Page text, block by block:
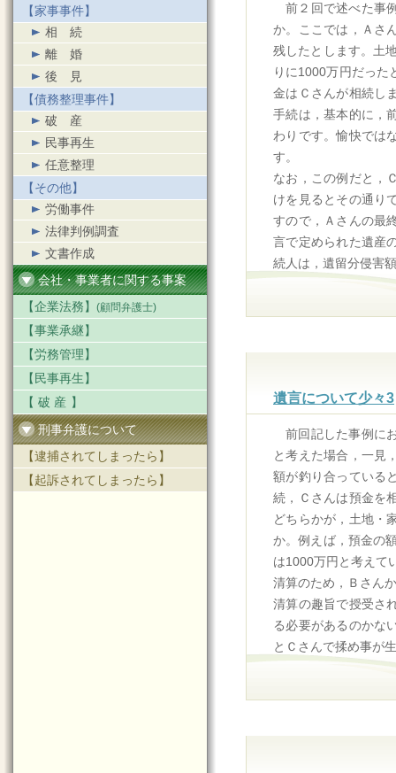
前２回で述べた事
か。ここでは，Ａさ
残したとします。土
りに1000万円だった
金はＣさんが相続し
手続は，基本的に，
わりです。愉快では
す。
なお，この例だと，
けを見るとその通り
すので，Ａさんの最
言で定められた遺産
続人は，遺留分侵害
遺言について少々3
前回記した事例に
と考えた場合，一見
額が釣り合っている
続，Ｃさんは預金を
どちらかが，土地・
か。例えば，預金の
は1000万円と考えて
清算のため，Ｂさん
清算の趣旨で授受さ
る必要があるのかな
とＣさんで揉め事が
【家事事件】
相続
離婚
後見
【債務整理事件】
破産
民事再生
任意整理
【その他】
労働事件
法律判例調査
文書作成
会社・事業者に関する事案
【企業法務】
(顧問弁護士)
【事業承継】
【労務管理】
【民事再生】
【破産】
刑事弁護について
【逮捕されてしまったら】
【起訴されてしまったら】